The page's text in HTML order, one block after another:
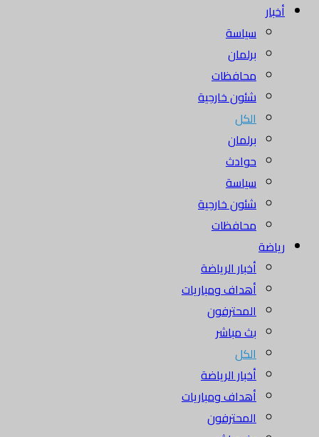
أخبار
سياسة
برلمان
محافظات
شئون خارجية
الكل
برلمان
حوادث
سياسة
شئون خارجية
محافظات
رياضة
أخبار الرياضة
أهداف ومباريات
المحترفون
بث مباشر
الكل
أخبار الرياضة
أهداف ومباريات
المحترفون